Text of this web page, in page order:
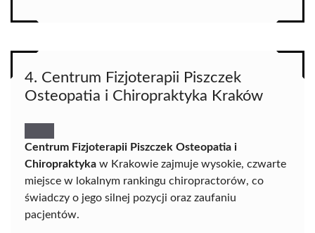
4. Centrum Fizjoterapii Piszczek
Osteopatia i Chiropraktyka Kraków
Centrum Fizjoterapii Piszczek Osteopatia i
Chiropraktyka w Krakowie zajmuje wysokie, czwarte
miejsce w lokalnym rankingu chiropractorów, co
świadczy o jego silnej pozycji oraz zaufaniu
pacjentów.